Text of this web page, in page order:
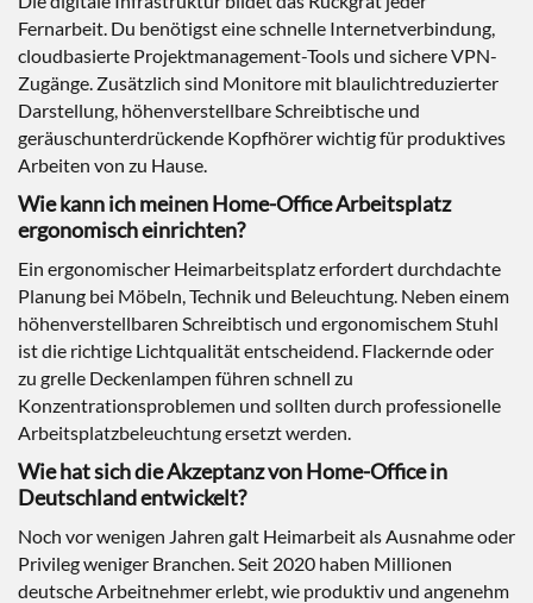
Fernarbeit. Du benötigst eine schnelle Internetverbindung,
cloudbasierte Projektmanagement-Tools und sichere VPN-
Zugänge. Zusätzlich sind Monitore mit blaulichtreduzierter
Darstellung, höhenverstellbare Schreibtische und
geräuschunterdrückende Kopfhörer wichtig für produktives
Arbeiten von zu Hause.
Wie kann ich meinen Home-Office Arbeitsplatz
ergonomisch einrichten?
Ein ergonomischer Heimarbeitsplatz erfordert durchdachte
Planung bei Möbeln, Technik und Beleuchtung. Neben einem
höhenverstellbaren Schreibtisch und ergonomischem Stuhl
ist die richtige Lichtqualität entscheidend. Flackernde oder
zu grelle Deckenlampen führen schnell zu
Konzentrationsproblemen und sollten durch professionelle
Arbeitsplatzbeleuchtung ersetzt werden.
Wie hat sich die Akzeptanz von Home-Office in
Deutschland entwickelt?
Noch vor wenigen Jahren galt Heimarbeit als Ausnahme oder
Privileg weniger Branchen. Seit 2020 haben Millionen
deutsche Arbeitnehmer erlebt, wie produktiv und angenehm